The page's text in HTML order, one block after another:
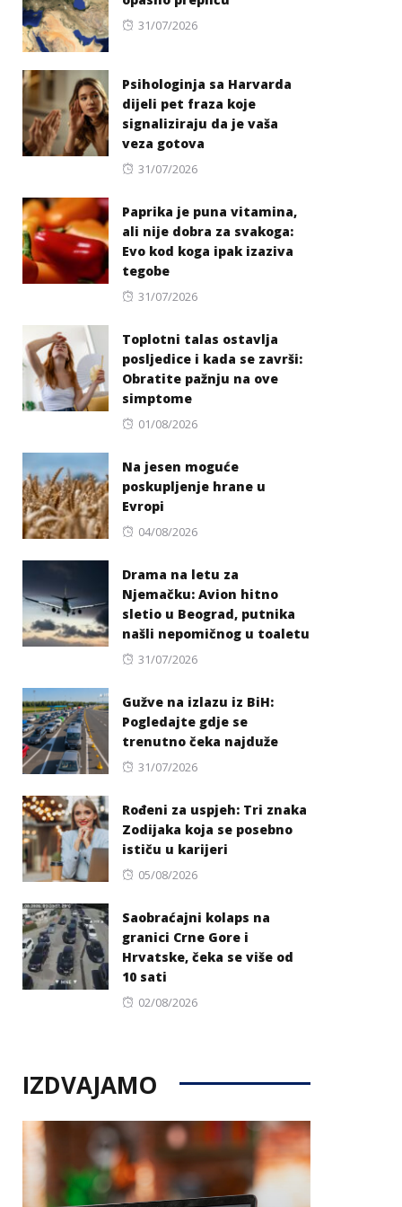
Posted
31/07/2026
Psihologinja sa Harvarda
dijeli pet fraza koje
signaliziraju da je vaša
veza gotova
Posted
31/07/2026
Paprika je puna vitamina,
ali nije dobra za svakoga:
Evo kod koga ipak izaziva
tegobe
Posted
31/07/2026
Toplotni talas ostavlja
posljedice i kada se završi:
Obratite pažnju na ove
simptome
Posted
01/08/2026
Na jesen moguće
poskupljenje hrane u
Evropi
Posted
04/08/2026
Drama na letu za
Njemačku: Avion hitno
sletio u Beograd, putnika
našli nepomičnog u toaletu
Posted
31/07/2026
Gužve na izlazu iz BiH:
Pogledajte gdje se
trenutno čeka najduže
Posted
31/07/2026
Rođeni za uspjeh: Tri znaka
Zodijaka koja se posebno
ističu u karijeri
Posted
05/08/2026
Saobraćajni kolaps na
granici Crne Gore i
Hrvatske, čeka se više od
10 sati
Posted
02/08/2026
IZDVAJAMO